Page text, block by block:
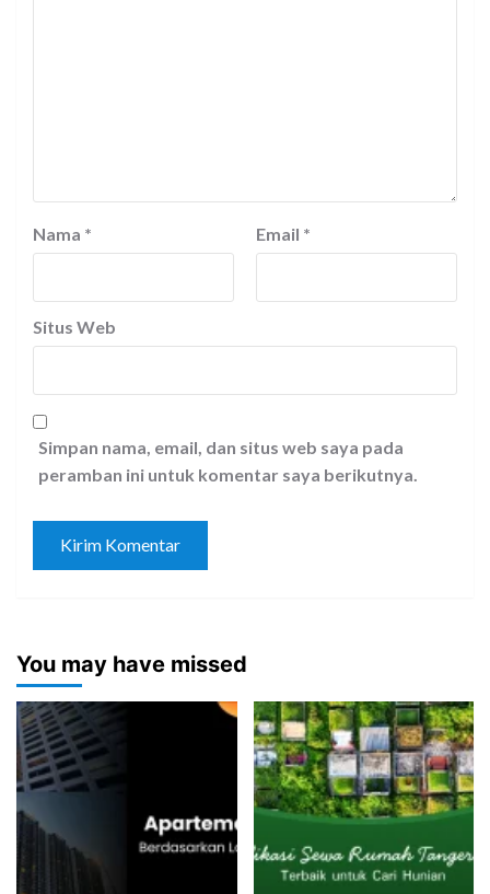
Nama * Email *
Situs Web
Simpan nama, email, dan situs web saya pada
peramban ini untuk komentar saya berikutnya.
You may have missed